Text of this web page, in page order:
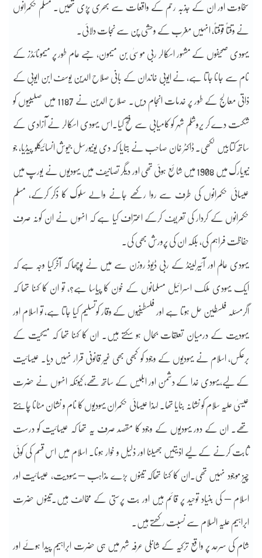
سخاوت اور ان کے جذبہ رحم کے واقعات سے بھری پڑی تھیں۔ مسلم حکمرانوں
نے وقتاً فوقتاً، انہیں مغرب کے وحشی پن سے نجات دلائی۔
یہودی صحیفوں کے مشہور اسکالر ربی موسیٰ بن میمون، جسے عام طور پر میمونائڈز کے
نام سے جانا جاتا ہے، نے ایوبی خاندان کے بانی صلاح الدین یوسف ابن ایوبی کے
ذاتی معالج کے طور پر خدمات انجام دیں۔ صلاح الدین نے 1187 میں صلیبیوں کو
شکست دے کر یروشلم شہر کو کامیابی سے فتح کیا۔اس یہودی اسکالر نے آزادی کے
ساتھ کتابیں لکھی۔ ڈاکٹر خان صاحب نے بتایا کہ دی یونیورسل جیوش انسائیکلو پیڈیا، جو
نیویارک میں 1908 میں شائع ہوئی تھی اور دیگر تصانیف میں یہودیوں نے یورپ میں
عیسائی حکمرانوں کی طرف سے روا رکھے جانے والے سلوک کا ذکر کرکے، مسلم
حکمرانوں کے کردار کی تعریف کرکے اعتراف کیا ہے کہ انہوں نے ان کونہ صرف
حفاظت فراہم کی، بلکہ ان کی پرورش بھی کی۔
یہودی عالم اور آئیرلینڈ کے ربی ڈیوڈ روزن سے میں نے پوچھا کہ آخرکیا وجہ ہے کہ
ایک یہودی ملک اسرائیل مسلمانوں کے خون کا پیاسا ہے؟، تو ان کا کہنا تھا کہ
اگرمسئلہ فلسطین حل ہوتا ہے اور فلسطینیوں کے وقار کوتسلیم کیا جاتا ہے، تو اسلام اور
یہودیت کے درمیان تعلقات بحال ہو سکتے ہیں۔ ان کا کہنا تھا کہ مسیحیت کے
برعکس، اسلام نے یہودیوں کے وجود کو کبھی بھی غیر قانونی قرار نہیں دیا۔ عیسائیت
کے لیے،یہودی خدا کے دشمن اور ابلیس کے ساتھ تھے، کیونکہ انہوں نے حضرت
عیسیٰ علیہ سلام کو نشانہ بنایا تھا۔ لہذا عیسائی حکمران یہودیوں کا نام و نشان مٹانا چاہتے
تھے۔ ان کے دور یہودیوں کے وجود کا مقصد صرف یہ تھا کہ عیسائیت کو درست
ثابت کرنے کے لیے اذیتیں جھیلنا اور ذلیل و خوار ہونا۔ اسلام میں اس قسم کی کوئی
چیز موجود نہیں تھی۔ان کا کہنا تھاکہ تینوں بڑے مذاہب – یہودیت، عیسائیت اور
اسلام – کی بنیاد توحید پر قائم ہیں اور بت پرستی کے مخالف ہیں۔تینوں حضرت
ابراہیم علیہ السلام سے نسبت رکھتے ہیں۔
شام کی سرحد پر واقع ترکیہ کے شانلی عرفہ شہر میں ہی حضرت ابراہیم پیدا ہوئے اور